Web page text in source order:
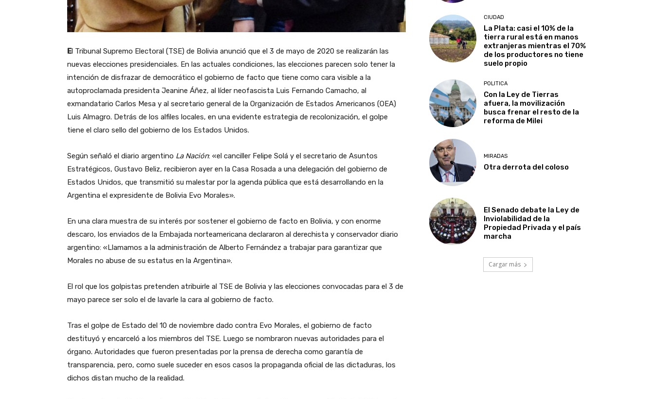
E l Tribunal Supremo Electoral (TSE) de Bolivia anunció que el 3 de mayo de 2020 se realizarán las
nuevas elecciones presidenciales. En las actuales condiciones, las elecciones parecen solo tener la
intención de disfrazar de democrático el gobierno de facto que tiene como cara visible a la
autoproclamada presidenta Jeanine Áñez, al líder neofascista Luis Fernando Camacho, al
exmandatario Carlos Mesa y al secretario general de la Organización de Estados Americanos (OEA)
Luis Almagro. Detrás de los alfiles locales, en una evidente estrategia de recolonización, el golpe
tiene el claro sello del gobierno de los Estados Unidos.
Según señaló el diario argentino La Nación: «el canciller Felipe Solá y el secretario de Asuntos
Estratégicos, Gustavo Beliz, recibieron ayer en la Casa Rosada a una delegación del gobierno de
Estados Unidos, que transmitió su malestar por la agenda pública que está desarrollando en la
Argentina el expresidente de Bolivia Evo Morales».
En una clara muestra de su interés por sostener el gobierno de facto en Bolivia, y con enorme
descaro, los enviados de la Embajada norteamericana declararon al derechista y conservador diario
argentino: «Llamamos a la administración de Alberto Fernández a trabajar para garantizar que
Morales no abuse de su estatus en la Argentina».
El rol que los golpistas pretenden atribuirle al TSE de Bolivia y las elecciones convocadas para el 3 de
mayo parece ser solo el de lavarle la cara al gobierno de facto.
Tras el golpe de Estado del 10 de noviembre dado contra Evo Morales, el gobierno de facto
destituyó y encarceló a los miembros del TSE. Luego se nombraron nuevas autoridades para el
órgano. Autoridades que fueron presentadas por la prensa de derecha como garantía de
transparencia, pero, como suele suceder en esos casos la propaganda oficial de las dictaduras, los
dichos distan mucho de la realidad.
CIUDAD
La Plata: casi el 10% de la
tierra rural está en manos
extranjeras mientras el 70%
de los productores no tiene
suelo propio
POLITICA
Con la Ley de Tierras
afuera, la movilización
busca frenar el resto de la
reforma de Milei
MIRADAS
Otra derrota del coloso
El Senado debate la Ley de
Inviolabilidad de la
Propiedad Privada y el país
marcha
Cargar más